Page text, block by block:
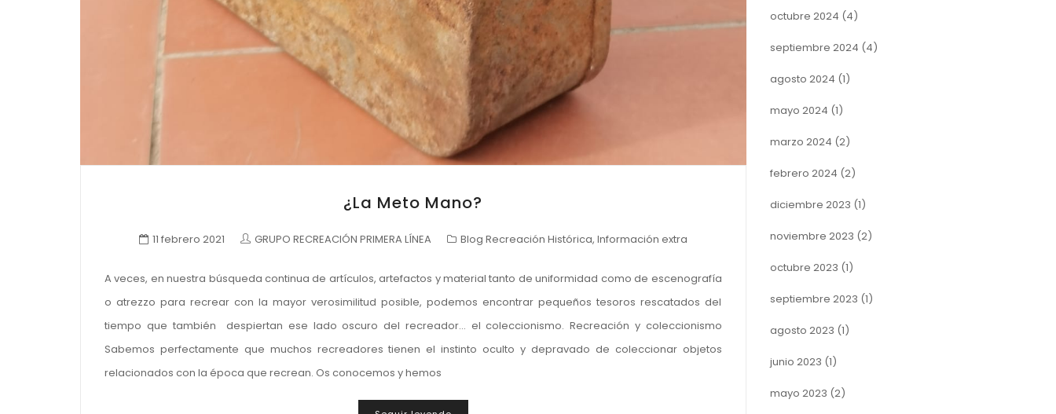
¿La Meto Mano?
11 febrero 2021 GRUPO RECREACIÓN PRIMERA LÍNEA Blog Recreación Histórica, Información extra
A veces, en nuestra búsqueda continua de artículos, artefactos y material tanto de uniformidad como de escenografía
o atrezzo para recrear con la mayor verosimilitud posible, podemos encontrar pequeños tesoros rescatados del
tiempo que también despiertan ese lado oscuro del recreador… el coleccionismo. Recreación y coleccionismo
Sabemos perfectamente que muchos recreadores tienen el instinto oculto y depravado de coleccionar objetos
relacionados con la época que recrean. Os conocemos y hemos
octubre 2024 (4)
septiembre 2024 (4)
agosto 2024 (1)
mayo 2024 (1)
marzo 2024 (2)
febrero 2024 (2)
diciembre 2023 (1)
noviembre 2023 (2)
octubre 2023 (1)
septiembre 2023 (1)
agosto 2023 (1)
junio 2023 (1)
mayo 2023 (2)